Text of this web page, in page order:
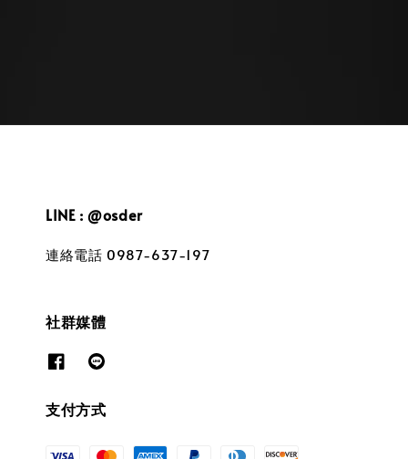
LINE : @osder
連絡電話 0987-637-197
社群媒體
支付方式